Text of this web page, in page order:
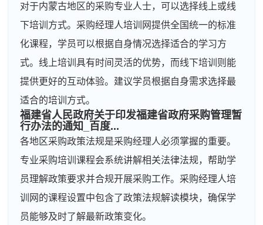
对于内蒙古地区的采购专业人士，可以选择线上或线
下培训方式。采购经理人培训网提供全国统一的标准
化课程，学员可以根据自身情况选择适合的学习方
式。线上培训具有时间灵活的优势，而线下培训则能
提供更好的互动体验。建议学员根据自身需求选择最
适合的培训方式。
福建省人民政府关于印发福建省政府采购管理暂
行办法的通知_百度...
各地区采购政策法规是采购经理人必须掌握的重要。
专业采购培训课程会系统讲解相关法律法规，帮助学
员理解政策要求并合规开展采购工作。采购经理人培
训网的课程设置中包含了政策法规解读模块，确保学
员能够及时了解最新政策变化。